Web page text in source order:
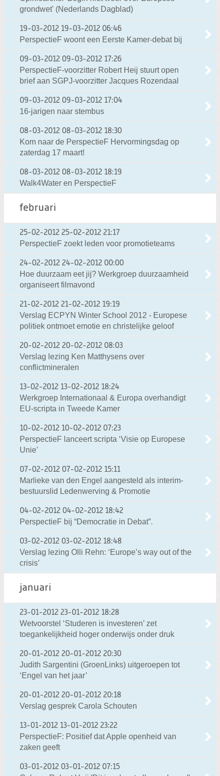
grondwet' (Nederlands Dagblad)
19-03-2012 19-03-2012 06:46
PerspectieF woont een Eerste Kamer-debat bij
09-03-2012 09-03-2012 17:26
PerspectieF-voorzitter Robert Heij stuurt open
brief aan SGPJ-voorzitter Jacques Rozendaal
09-03-2012 09-03-2012 17:04
16-jarigen naar stembus
08-03-2012 08-03-2012 18:30
Kom naar de PerspectieF Hervormingsdag op
zaterdag 17 maart!
08-03-2012 08-03-2012 18:19
Walk4Water en PerspectieF
februari
25-02-2012 25-02-2012 21:17
PerspectieF zoekt leden voor promotieteams
24-02-2012 24-02-2012 00:00
Hoe duurzaam eet jij? Werkgroep duurzaamheid
organiseert filmavond
21-02-2012 21-02-2012 19:19
Verslag ECPYN Winter School 2012 - Europese
politiek ontmoet emotie en christelijke geloof
20-02-2012 20-02-2012 08:03
Verslag lezing Ken Matthysens over
conflictmineralen
13-02-2012 13-02-2012 18:24
Werkgroep Internationaal & Europa overhandigt
EU-scripta in Tweede Kamer
10-02-2012 10-02-2012 07:23
PerspectieF lanceert scripta ‘Visie op Europese
Unie’
07-02-2012 07-02-2012 15:11
Marlieke van den Engel aangesteld als interim-
bestuurslid Ledenwerving & Promotie
04-02-2012 04-02-2012 18:42
PerspectieF bij “Democratie in Debat”.
03-02-2012 03-02-2012 18:48
Verslag lezing Olli Rehn: ‘Europe’s way out of the
crisis’
januari
23-01-2012 23-01-2012 18:28
Wetvoorstel ‘Studeren is investeren’ zet
toegankelijkheid hoger onderwijs onder druk
20-01-2012 20-01-2012 20:30
Judith Sargentini (GroenLinks) uitgeroepen tot
‘Engel van het jaar’
20-01-2012 20-01-2012 20:18
Verslag gesprek Carola Schouten
13-01-2012 13-01-2012 23:22
PerspectieF: Positief dat Apple openheid van
zaken geeft
03-01-2012 03-01-2012 07:15